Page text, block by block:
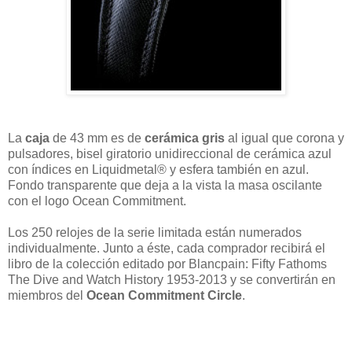
La caja de 43 mm es de cerámica gris al igual que corona y
pulsadores, bisel giratorio unidireccional de cerámica azul
con índices en Liquidmetal® y esfera también en azul.
Fondo transparente que deja a la vista la masa oscilante
con el logo Ocean Commitment.
Los 250 relojes de la serie limitada están numerados
individualmente. Junto a éste, cada comprador recibirá el
libro de la colección editado por Blancpain: Fifty Fathoms
The Dive and Watch History 1953-2013 y se convertirán en
miembros del Ocean Commitment Circle.